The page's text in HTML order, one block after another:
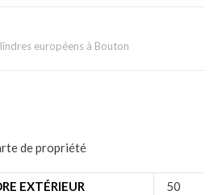
européens à Bouton
de propriété
EXTÉRIEUR
50